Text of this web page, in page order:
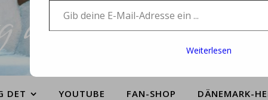
und Buch rund
DET YOUTUBE FAN-SHOP DÄNEMARK-
Weiterlesen